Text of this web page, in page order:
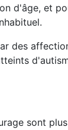
d'âge, et
des
sont